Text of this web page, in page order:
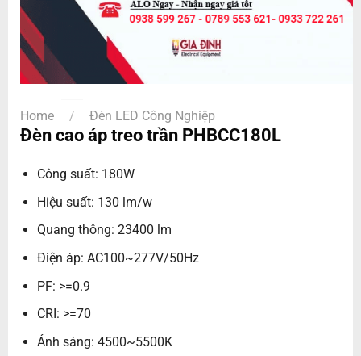
Home / Đèn LED Công Nghiệp
Đèn cao áp treo trần PHBCC180L
Công suất: 180W
Hiệu suất: 130 lm/w
Quang thông: 23400 lm
Điện áp: AC100~277V/50Hz
PF: >=0.9
CRI: >=70
Ánh sáng: 4500~5500K